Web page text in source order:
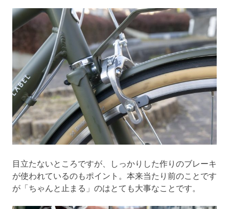
目立たないところですが、しっかりした作りのブレーキ
が使われているのもポイント。本来当たり前のことです
が「ちゃんと止まる」のはとても大事なことです。